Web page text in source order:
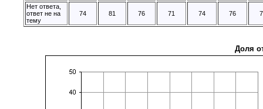
Нет ответа,
ответ не на
тему
74 81 76 71 74 76
Доля